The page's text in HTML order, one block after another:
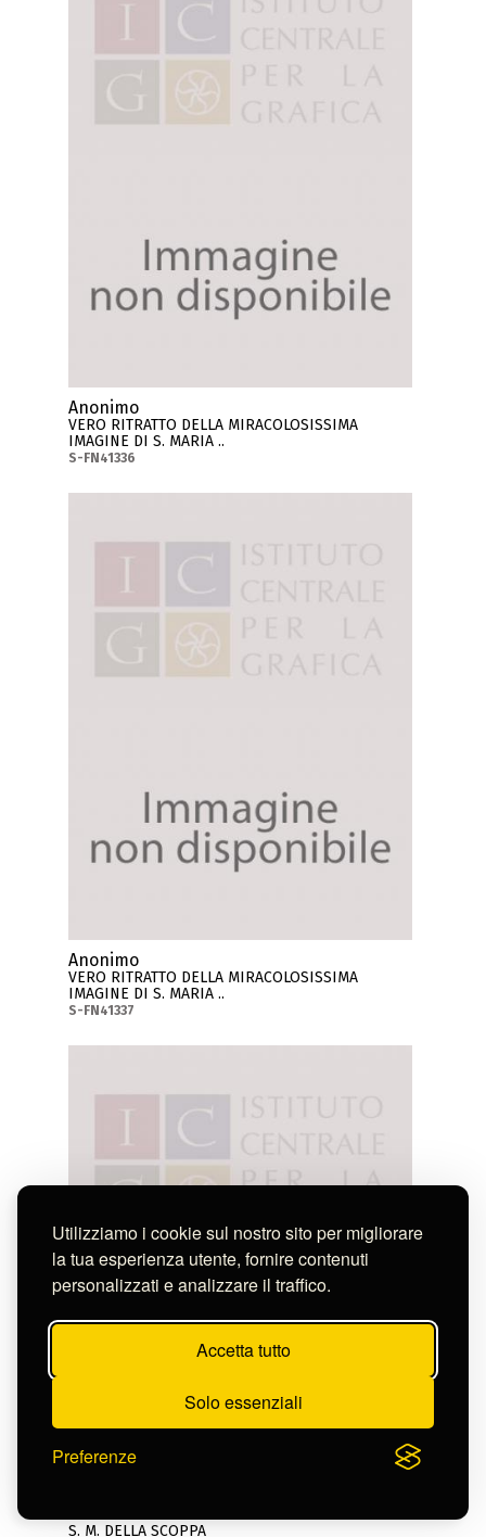
Utilizziamo i cookie sul nostro sito per migliorare
la tua esperienza utente, fornire contenuti
personalizzati e analizzare il traffico.
Accetta tutto
Solo essenziali
Preferenze
Anonimo
VERO RITRATTO DELLA MIRACOLOSISSIMA
IMAGINE DI S. MARIA ..
S-FN41336
Anonimo
VERO RITRATTO DELLA MIRACOLOSISSIMA
IMAGINE DI S. MARIA ..
S-FN41337
S. M. DELLA SCOPPA